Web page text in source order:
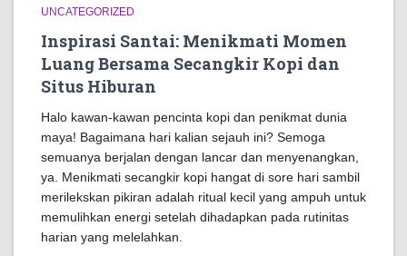
UNCATEGORIZED
Inspirasi Santai: Menikmati Momen
Luang Bersama Secangkir Kopi dan
Situs Hiburan
Halo kawan-kawan pencinta kopi dan penikmat dunia
maya! Bagaimana hari kalian sejauh ini? Semoga
semuanya berjalan dengan lancar dan menyenangkan,
ya. Menikmati secangkir kopi hangat di sore hari sambil
merilekskan pikiran adalah ritual kecil yang ampuh untuk
memulihkan energi setelah dihadapkan pada rutinitas
harian yang melelahkan.